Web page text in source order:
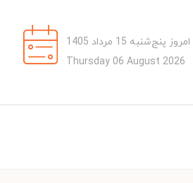
امروز پنج‌شنبه 15 مرداد 1405
Thursday 06 August 2026